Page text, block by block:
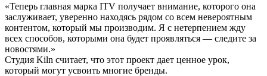
«Теперь главная марка ITV получает внимание, которого она
заслуживает, уверенно находясь рядом со всем невероятным
контентом, который мы производим. Я с нетерпением жду
всех способов, которыми она будет проявляться — следите за
новостями.»
Студия Kiln считает, что этот проект дает ценное урок,
который могут усвоить многие бренды.